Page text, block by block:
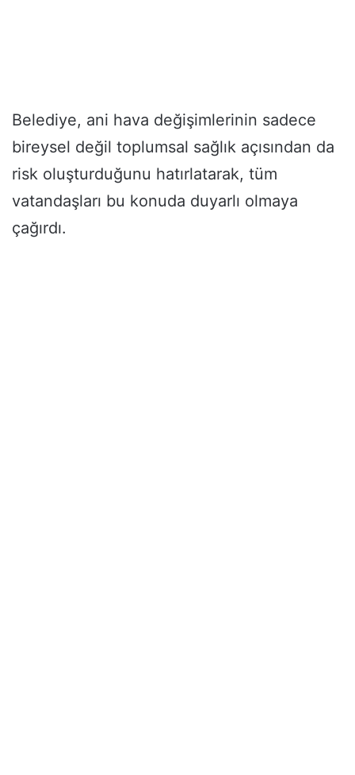
Belediye, ani hava değişimlerinin sadece
bireysel değil toplumsal sağlık açısından da
risk oluşturduğunu hatırlatarak, tüm
vatandaşları bu konuda duyarlı olmaya
çağırdı.